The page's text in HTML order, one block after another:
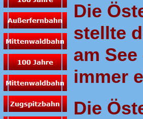
Die
stellte
am
immer
Die